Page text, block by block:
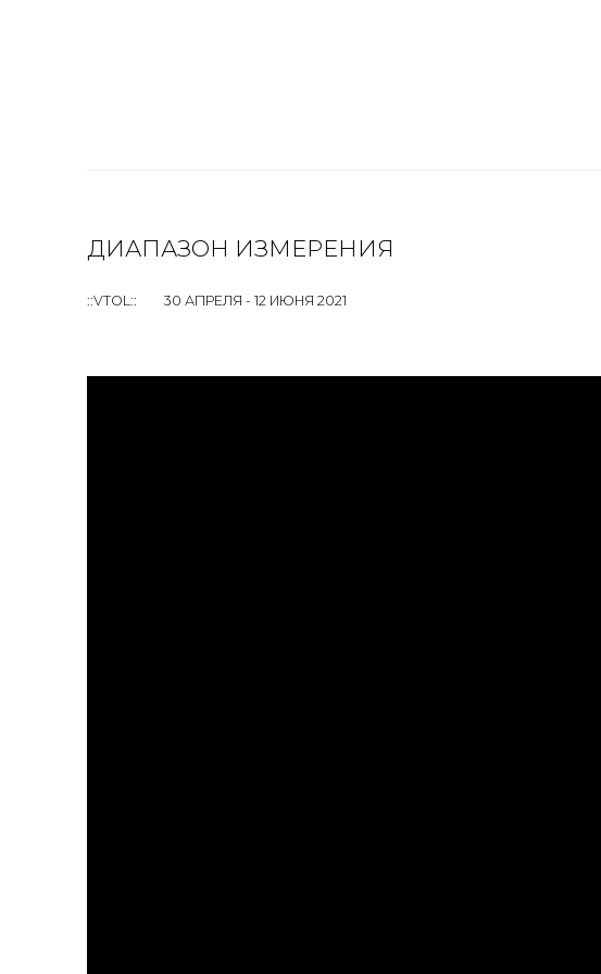
ДИАПАЗОН ИЗМЕРЕНИЯ
::VTOL:: 30 АПРЕЛЯ - 12 ИЮНЯ 2021